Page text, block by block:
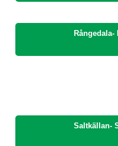
Rångedala-
Saltkällan-